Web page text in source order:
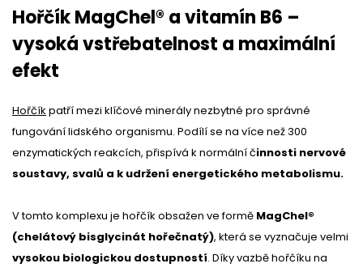
Hořčík MagChel® a vitamín B6 –
vysoká vstřebatelnost a maximální
efekt
Hořčík patří mezi klíčové minerály nezbytné pro správné
fungování lidského organismu. Podílí se na více než 300
enzymatických reakcích, přispívá k normální činnosti nervové
soustavy, svalů a k udržení energetického metabolismu.
V tomto komplexu je hořčík obsažen ve formě MagChel®
(chelátový bisglycinát hořečnatý), která se vyznačuje velmi
vysokou biologickou dostupností. Díky vazbě hořčíku na